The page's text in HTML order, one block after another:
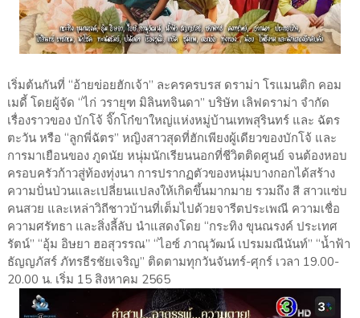
เริ่มต้นกันที่ “อ้ายข่อยฮักเจ้า” ละครครบรส ดราม่า โรแมนติก คอม
เมดี้ โดยผู้จัด “ไก่ วรายุฑ มิลินทจินดา” บริษัท เลิฟดราม่า จำกัด
เรื่องราวของ บักโจ้ จิ๊กโก๋ขาใหญ่แห่งหมู่บ้านเทพสุรินทร์ และ ฉัตร
ตะวัน หรือ “ลูกพี่ฉัตร” หญิงสาวสุดที่ฮักเพียงผู้เดียวของบักโจ้ และ
การมาเยือนของ ภูดนัย หนุ่มนักเรียนนอกที่ชีวิตติดศูนย์ จนต้องหอบ
ครอบครัวก้าวสู่ท้องทุ่งนา การปรากฏตัวของหนุ่มบางกอกได้สร้าง
ความปั่นป่วนและเปลี่ยนแปลงให้เกิดขึ้นมากมาย รวมถึง สี สาวแซ่บ
คนสวย และเหล่าวิถีชาวบ้านที่เต็มไปด้วยจารีตประเพณี ความเชื่อ
ความศรัทธา และสิ่งลี้ลับ นำแสดงโดย “กระทิง ขุนณรงค์ ประเทศ
รัตน์” “อุ้ม อิษยา ฮอสุวรรณ” “ไอซ์ ภาณุวัฒน์ เปรมมณีนันท์” “น้ำฟ้า
ธัญญภัสร์ ภัทรธีรชัยเจริญ” ติดตามทุกวันจันทร์-ศุกร์ เวลา 19.00-
20.00 น. เริ่ม 15 สิงหาคม 2565